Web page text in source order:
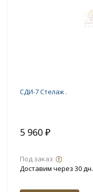
СДИ-7 Стелаж .
5 960 ₽
Под заказ
Доставим через 30 дн.